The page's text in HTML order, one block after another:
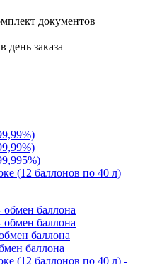
документов
день заказа
(12 баллонов по 40 л)
обмен баллона
обмен баллона
баллона
баллона
(12 баллонов по 40 л) -